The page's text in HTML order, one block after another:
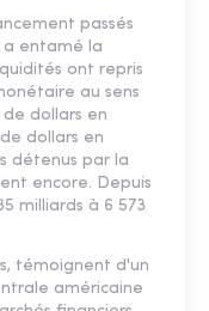
passés
a entamé la
ont repris
au sens
dollars en
dollars en
détenus par la
encore. Depuis
milliards à 6 573
témoignent d'un
américaine